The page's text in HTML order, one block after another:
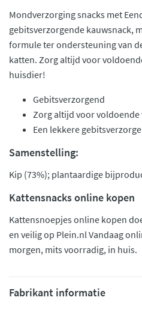
Mondverzorging snacks met
gebitsverzorgende kauwsnack,
formule ter ondersteuning van
katten. Zorg altijd voor
huisdier!
Gebitsverzorgend
Zorg altijd voor voldoende
Een lekkere
Samenstelling:
Kip (73%); plantaardige
Kattensnacks online kopen
Kattensnoepjes online kopen
en veilig op Plein.nl Vandaag
morgen, mits voorradig, in huis.
Fabrikant informatie